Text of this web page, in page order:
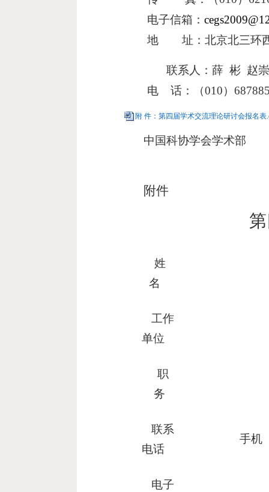
电子信箱：
地 址：北京北三环西路
联系人：薛 彬 赵崇
电 话：（010）
附 件：第四届学术交流理论研讨会报名表
中国科协学会学术部
附件
姓
名
工作
单位
职
务
联系
电话
手机
电子